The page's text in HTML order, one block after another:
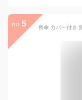
no. 5